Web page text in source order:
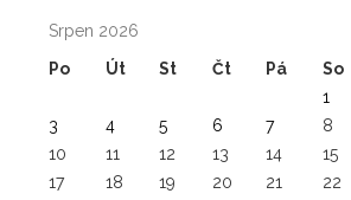
Srpen 2026
Po
Út St Čt Pá So
1
3
4 5 6 7 8
10
11 12 13 14 15
17
18 19 20 21 22